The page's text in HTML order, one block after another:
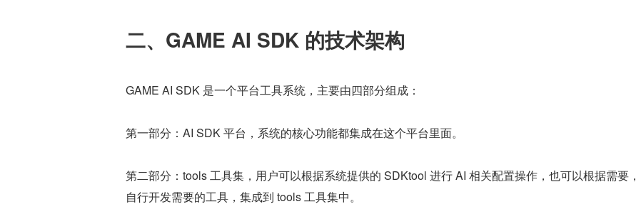
二、GAME AI SDK 的技术架构
GAME AI SDK 是一个平台工具系统，主要由四部分组成：
第一部分：AI SDK 平台，系统的核心功能都集成在这个平台里面。
第二部分：tools 工具集，用户可以根据系统提供的 SDKtool 进行 AI 相关配置操作，也可以根据需要，
自行开发需要的工具，集成到 tools 工具集中。